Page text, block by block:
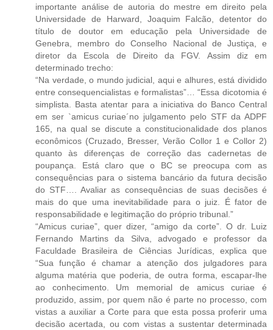
importante análise de autoria do mestre em direito pela
Universidade de Harward, Joaquim Falcão, detentor do
título de doutor em educação pela Universidade de
Genebra, membro do Conselho Nacional de Justiça, e
diretor da Escola de Direito da FGV. Assim diz em
determinado trecho:
“Na verdade, o mundo judicial, aqui e alhures, está dividido
entre consequencialistas e formalistas”… “Essa dicotomia é
simplista. Basta atentar para a iniciativa do Banco Central
em ser `amicus curiae´no julgamento pelo STF da ADPF
165, na qual se discute a constitucionalidade dos planos
econômicos (Cruzado, Bresser, Verão Collor 1 e Collor 2)
quanto às diferenças de correção das cadernetas de
poupança. Está claro que o BC se preocupa com as
consequências para o sistema bancário da futura decisão
do STF…. Avaliar as consequências de suas decisões é
mais do que uma inevitabilidade para o juiz. É fator de
responsabilidade e legitimação do próprio tribunal.”
“Amicus curiae”, quer dizer, “amigo da corte”. O dr. Luiz
Fernando Martins da Silva, advogado e professor da
Faculdade Brasileira de Ciências Jurídicas, explica que
“Sua função é chamar a atenção dos julgadores para
alguma matéria que poderia, de outra forma, escapar-lhe
ao conhecimento. Um memorial de amicus curiae é
produzido, assim, por quem não é parte no processo, com
vistas a auxiliar a Corte para que esta possa proferir uma
decisão acertada, ou com vistas a sustentar determinada